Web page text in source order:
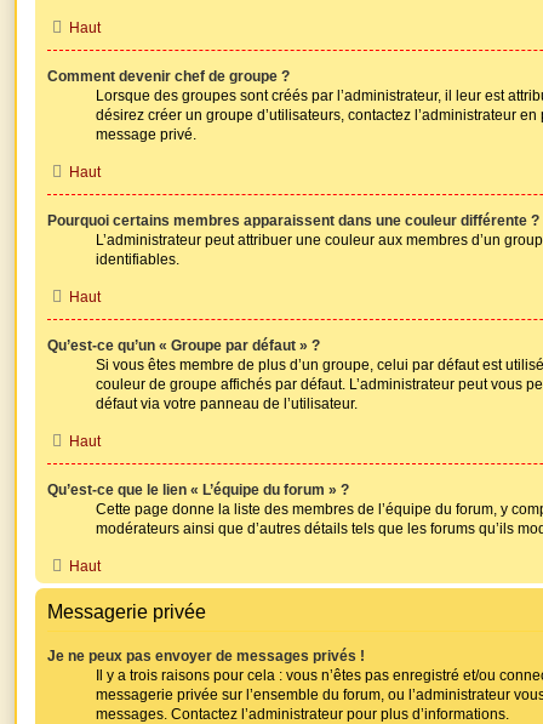
Haut
Comment devenir chef de groupe ?
Lorsque des groupes sont créés par l’administrateur, il leur est
désirez créer un groupe d’utilisateurs, contactez l’administrateur
message privé.
Haut
Pourquoi certains membres apparaissent dans une couleur différente ?
L’administrateur peut attribuer une couleur aux membres d’un
identifiables.
Haut
Qu’est-ce qu’un « Groupe par défaut » ?
Si vous êtes membre de plus d’un groupe, celui par défaut est
couleur de groupe affichés par défaut. L’administrateur peut vous
défaut via votre panneau de l’utilisateur.
Haut
Qu’est-ce que le lien « L’équipe du forum » ?
Cette page donne la liste des membres de l’équipe du forum, y
modérateurs ainsi que d’autres détails tels que les forums qu’ils
Haut
Messagerie privée
Je ne peux pas envoyer de messages privés !
Il y a trois raisons pour cela : vous n’êtes pas enregistré et/ou
messagerie privée sur l’ensemble du forum, ou l’administrateur
messages. Contactez l’administrateur pour plus d’informations.